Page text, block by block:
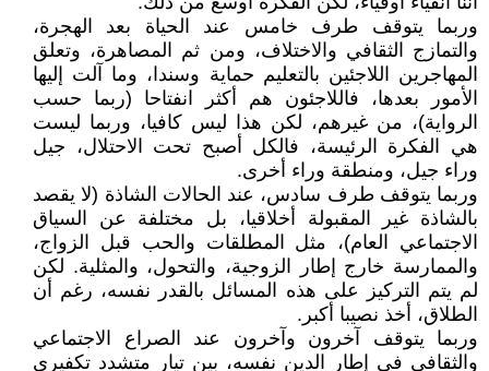
وربما يتوقف طرف خامس عند الحياة بعد الهجرة،
والتمازج الثقافي والاختلاف، ومن ثم المصاهرة، وتعلق
المهاجرين اللاجئين بالتعليم حماية وسندا، وما آلت إليها
الأمور بعدها، فاللاجئون هم أكثر انفتاحا (ربما حسب
الرواية)، من غيرهم، لكن هذا ليس كافيا، وربما ليست
هي الفكرة الرئيسة، فالكل أصبح تحت الاحتلال، جيل
وراء جيل، ومنطقة وراء أخرى.
وربما يتوقف طرف سادس، عند الحالات الشاذة (لا يقصد
بالشاذة غير المقبولة أخلاقيا، بل مختلفة عن السياق
الاجتماعي العام)، مثل المطلقات والحب قبل الزواج،
والممارسة خارج إطار الزوجية، والتحول، والمثلية. لكن
لم يتم التركيز على هذه المسائل بالقدر نفسه، رغم أن
الطلاق، أخذ نصيبا أكبر.
وربما يتوقف آخرون وآخرون عند الصراع الاجتماعي
والثقافي في إطار الدين نفسه، بين تيار متشدد تكفيري